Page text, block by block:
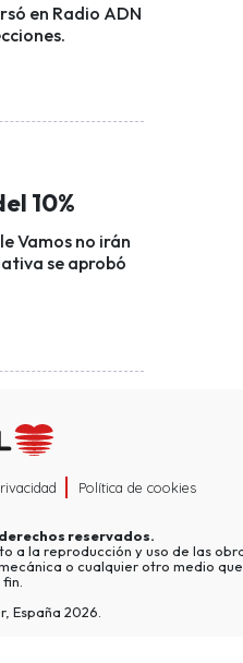
en Radio ADN
10%
Vamos no irán
se aprobó
Política de cookies
reservados.
a la reproducción y uso de las
o cualquier otro medio que
España 2026.